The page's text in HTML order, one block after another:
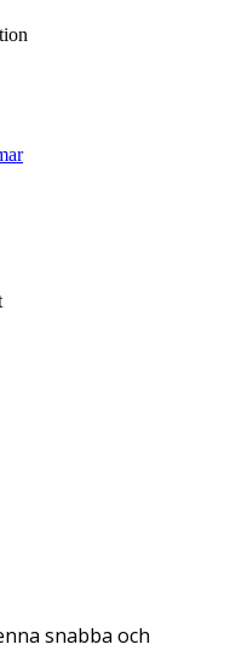
snabba och